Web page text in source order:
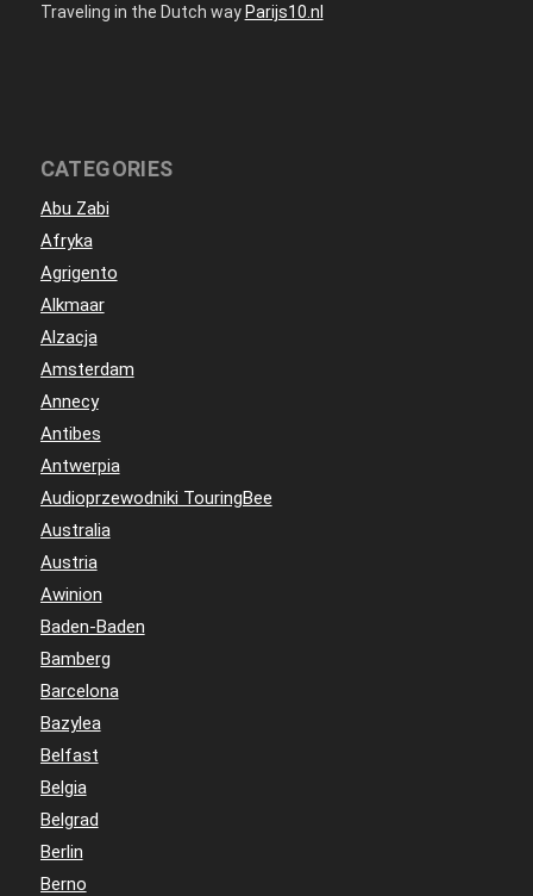
Traveling in the Dutch wayParijs10.nl
CATEGORIES
Abu Zabi
Afryka
Agrigento
Alkmaar
Alzacja
Amsterdam
Annecy
Antibes
Antwerpia
Audioprzewodniki TouringBee
Australia
Austria
Awinion
Baden-Baden
Bamberg
Barcelona
Bazylea
Belfast
Belgia
Belgrad
Berlin
Berno